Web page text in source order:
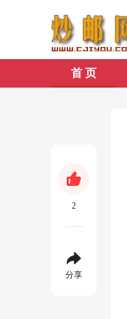
首 页
2
分享